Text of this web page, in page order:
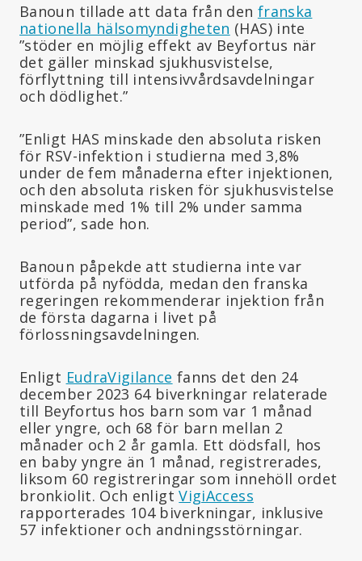
Banoun tillade att data från den franska
nationella hälsomyndigheten (HAS) inte
”stöder en möjlig effekt av Beyfortus när
det gäller minskad sjukhusvistelse,
förflyttning till intensivvårdsavdelningar
och dödlighet.”
”Enligt HAS minskade den absoluta risken
för RSV-infektion i studierna med 3,8%
under de fem månaderna efter injektionen,
och den absoluta risken för sjukhusvistelse
minskade med 1% till 2% under samma
period”, sade hon.
Banoun påpekde att studierna inte var
utförda på nyfödda, medan den franska
regeringen rekommenderar injektion från
de första dagarna i livet på
förlossningsavdelningen.
Enligt EudraVigilance fanns det den 24
december 2023 64 biverkningar relaterade
till Beyfortus hos barn som var 1 månad
eller yngre, och 68 för barn mellan 2
månader och 2 år gamla. Ett dödsfall, hos
en baby yngre än 1 månad, registrerades,
liksom 60 registreringar som innehöll ordet
bronkiolit. Och enligtVigiAccess
rapporterades 104 biverkningar, inklusive
57 infektioner och andningsstörningar.